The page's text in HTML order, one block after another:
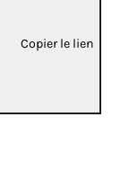
Copier le lien